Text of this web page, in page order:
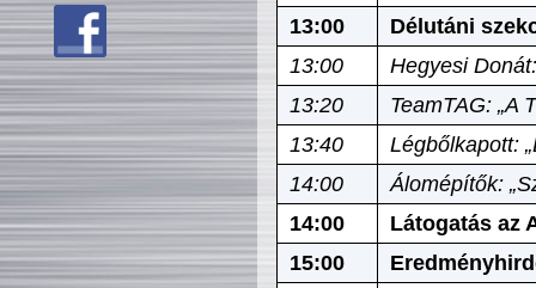
13:00
Délutáni
13:00
Hegyesi
13:20
TeamTAG: „A
13:40
Légbőlkapott:
14:00
Álomépítők:
14:00
Látogatás az
15:00